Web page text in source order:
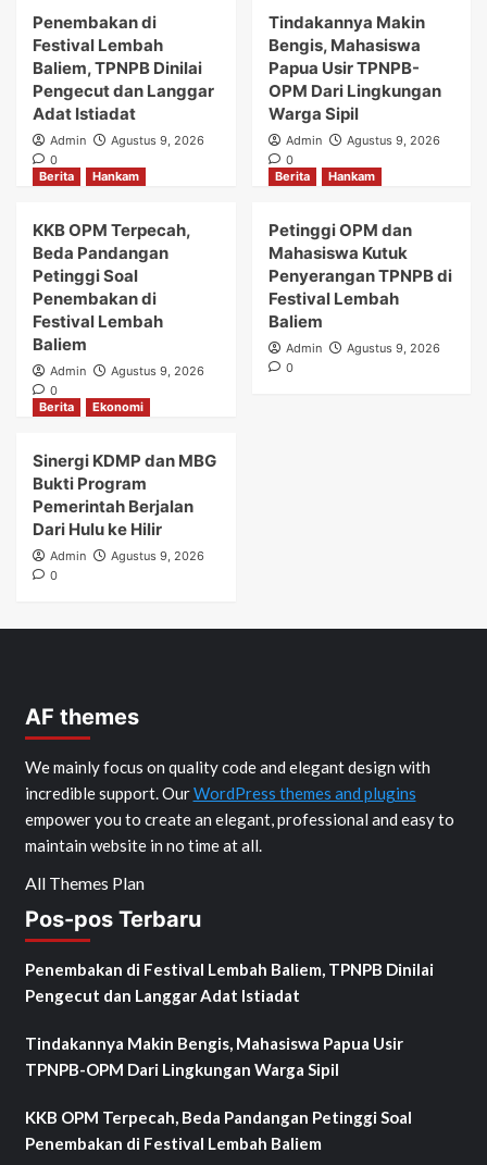
Penembakan di
Festival Lembah
Baliem, TPNPB Dinilai
Pengecut dan Langgar
Adat Istiadat
Admin
Agustus 9, 2026
0
Tindakannya Makin
Bengis, Mahasiswa
Papua Usir TPNPB-
OPM Dari Lingkungan
Warga Sipil
Admin
Agustus 9, 2026
0
Berita
Hankam
KKB OPM Terpecah,
Beda Pandangan
Petinggi Soal
Penembakan di
Festival Lembah
Baliem
Admin
Agustus 9, 2026
0
Berita Hankam
Petinggi OPM dan
Mahasiswa Kutuk
Penyerangan TPNPB di
Festival Lembah
Baliem
Admin
Agustus 9, 2026
0
Berita Ekonomi
Sinergi KDMP dan MBG
Bukti Program
Pemerintah Berjalan
Dari Hulu ke Hilir
Admin
Agustus 9, 2026
0
AF themes
We mainly focus on quality code and elegant design with
incredible support. OurWordPress themes and plugins
empower you to create an elegant, professional and easy to
maintain website in no time at all.
All Themes Plan
Pos-pos Terbaru
Penembakan di Festival Lembah Baliem, TPNPB Dinilai
Pengecut dan Langgar Adat Istiadat
Tindakannya Makin Bengis, Mahasiswa Papua Usir
TPNPB-OPM Dari Lingkungan Warga Sipil
KKB OPM Terpecah, Beda Pandangan Petinggi Soal
Penembakan di Festival Lembah Baliem